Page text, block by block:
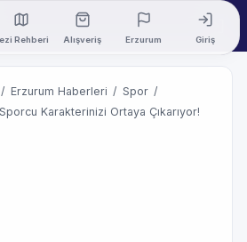
Rehberi Alışveriş Erzurum Giriş
/ Erzurum Haberleri / Spor /
Karakterinizi Ortaya Çıkarıyor!